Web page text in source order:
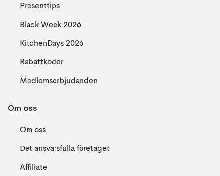
Presenttips
Black Week 2026
KitchenDays 2026
Rabattkoder
Medlemserbjudanden
Om oss
Om oss
Det ansvarsfulla företaget
Affiliate